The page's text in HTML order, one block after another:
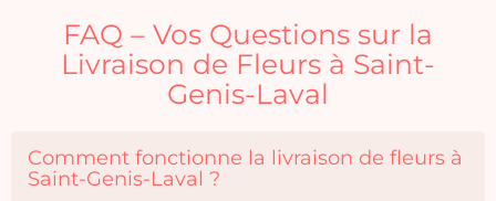
FAQ – Vos Questions sur la
Livraison de Fleurs à Saint-
Genis-Laval
Comment fonctionne la livraison de fleurs à
Saint-Genis-Laval ?